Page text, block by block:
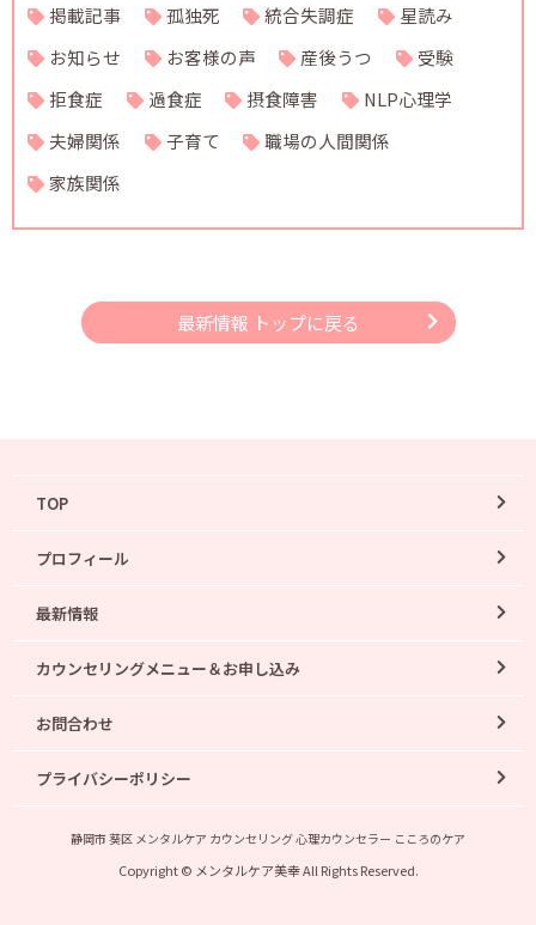
掲載記事 孤独死 統合失調症
星読み
お知らせ
お客様の声 産後うつ
受験
拒食症
過食症 摂食障害
NLP心理学
夫婦関係
子育て
職場の人間関係
家族関係
最新情報 トップに戻る
TOP
プロフィール
最新情報
カウンセリングメニュー＆お申し込み
お問合わせ
プライバシーポリシー
静岡市 葵区 メンタルケア カウンセリング 心理カウンセラー こころのケア
Copyright © メンタルケア美幸 All Rights Reserved.